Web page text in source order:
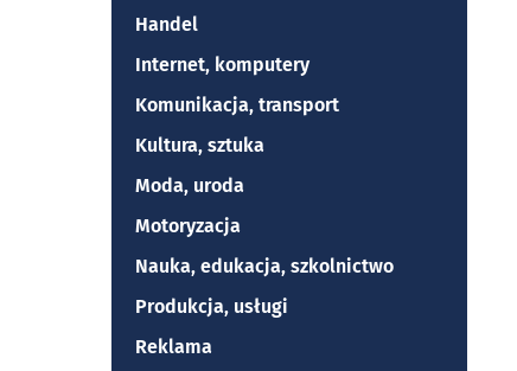
Handel
Internet, komputery
Komunikacja, transport
Kultura, sztuka
Moda, uroda
Motoryzacja
Nauka, edukacja, szkolnictwo
Produkcja, usługi
Reklama